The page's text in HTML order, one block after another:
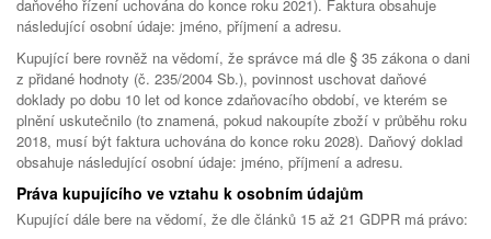
daňového řízení uchována do konce roku 2021). Faktura obsahuje
následující osobní údaje: jméno, příjmení a adresu.
Kupující bere rovněž na vědomí, že správce má dle § 35 zákona o dani
z přidané hodnoty (č. 235/2004 Sb.), povinnost uschovat daňové
doklady po dobu 10 let od konce zdaňovacího období, ve kterém se
plnění uskutečnilo (to znamená, pokud nakoupíte zboží v průběhu roku
2018, musí být faktura uchována do konce roku 2028). Daňový doklad
obsahuje následující osobní údaje: jméno, příjmení a adresu.
Práva kupujícího ve vztahu k osobním údajům
Kupující dále bere na vědomí, že dle článků 15 až 21 GDPR má právo: